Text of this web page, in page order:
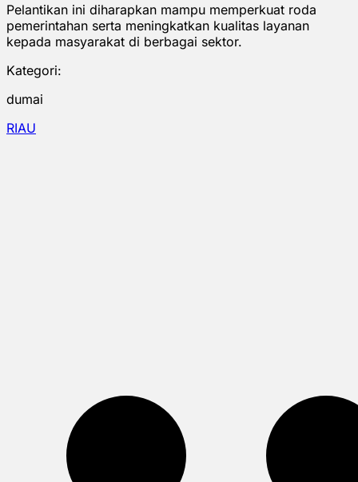
Pelantikan ini diharapkan mampu memperkuat roda
pemerintahan serta meningkatkan kualitas layanan
kepada masyarakat di berbagai sektor.
Kategori:
dumai
RIAU